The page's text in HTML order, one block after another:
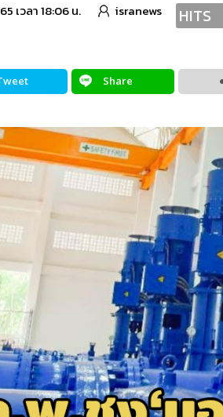
เวลา 18:06 น. isranews HITS
Share